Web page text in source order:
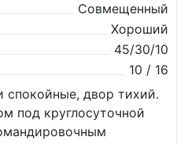
Совмещенный
Хороший
45/30/10
10 / 16
спокойные, двор тихий.
под круглосуточной